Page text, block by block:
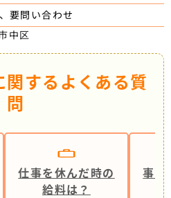
要問い合わせ
中区
するよくある質
問
仕事を休んだ時の
給料は？
事故